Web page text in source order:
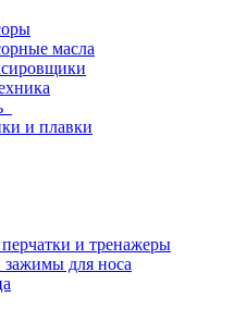
масла
и плавки
и тренажеры
для носа